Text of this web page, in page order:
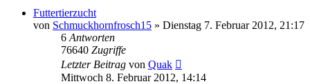
Futtertierzucht
von Schmuckhornfrosch15 » Dienstag 7. Februar 2012, 21:17
6 Antworten
76640 Zugriffe
Letzter Beitrag von Quak
Mittwoch 8. Februar 2012, 14:14